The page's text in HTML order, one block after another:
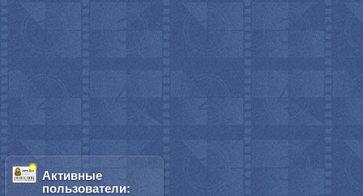
Активные
пользователи: